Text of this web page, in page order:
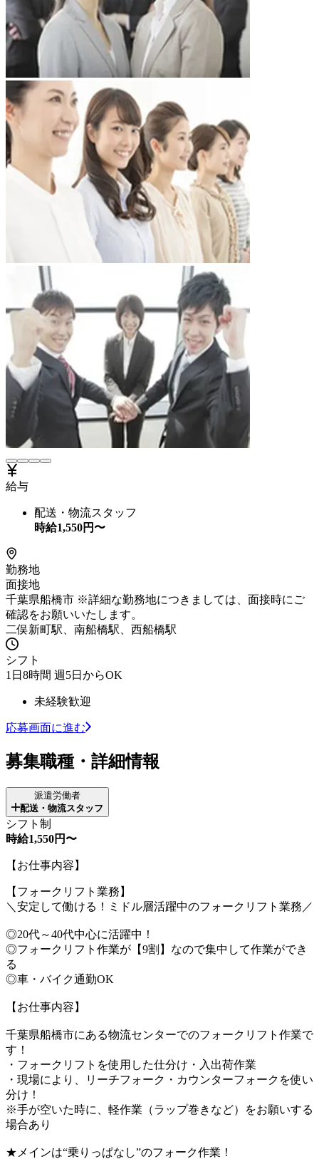
給与
配送・物流スタッフ
時給1,550円〜
勤務地
面接地
千葉県船橋市 ※詳細な勤務地につきましては、面接時にご
確認をお願いいたします。
二俣新町駅、南船橋駅、西船橋駅
シフト
1日8時間 週5日からOK
未経験歓迎
応募画面に進む
募集職種・詳細情報
派遣労働者
配送・物流スタッフ
シフト制
時給1,550円〜
【お仕事内容】
【フォークリフト業務】
＼安定して働ける！ミドル層活躍中のフォークリフト業務／
◎20代～40代中心に活躍中！
◎フォークリフト作業が【9割】なので集中して作業ができ
る
◎車・バイク通勤OK
【お仕事内容】
千葉県船橋市にある物流センターでのフォークリフト作業で
す！
・フォークリフトを使用した仕分け・入出荷作業
・現場により、リーチフォーク・カウンターフォークを使い
分け！
※手が空いた時に、軽作業（ラップ巻きなど）をお願いする
場合あり
★メインは“乗りっぱなし”のフォーク作業！